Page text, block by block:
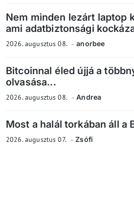
Nem minden lezárt laptop
ami adatbiztonsági
2026. augusztus 08. anorbee
Bitcoinnal éled újjá a
olvasása...
2026. augusztus 08. Andrea
Most a halál torkában áll a
2026. augusztus 07. Zsófi